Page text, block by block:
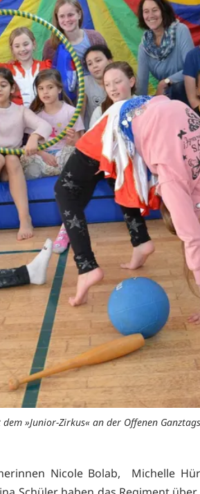
»Junior-Zirkus« an der Offenen
Nicole Bolab, Michelle